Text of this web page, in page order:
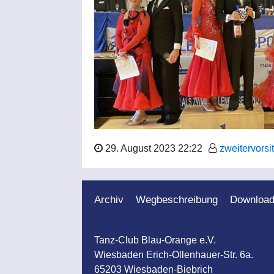
Bild: 1. Maintaler TSC
29. August 2023 22:22
Archiv Wegbeschreibung
Tanz-Club Blau-Orange e.V.
Wiesbaden Erich-Ollenhauer-Str. 6a.
65203 Wiesbaden-Biebrich